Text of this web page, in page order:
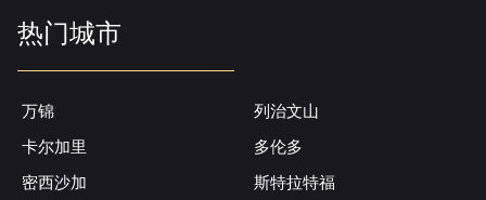
热门城市
万锦
列治文山
卡尔加里
多伦多
密西沙加
斯特拉特福